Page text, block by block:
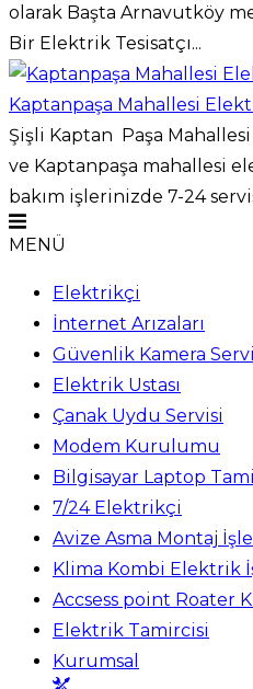
olarak Başta Arnavutköy
Bir Elektrik Tesisatçı...
Kaptanpaşa Mahallesi
Şişli Kaptan Paşa
ve Kaptanpaşa mahallesi
bakım işlerinizde 7-24
MENÜ
Elektrikçi
İnternet Arızaları
Güvenlik Kamera
Elektrik Ustası
Çanak Uydu Servisi
Modem Kurulumu
Bilgisayar Laptop
7/24 Elektrikçi
Avize Asma Montaj
Klima Kombi Elektrik
Accsess point Roater
Elektrik Tamircisi
Kurumsal